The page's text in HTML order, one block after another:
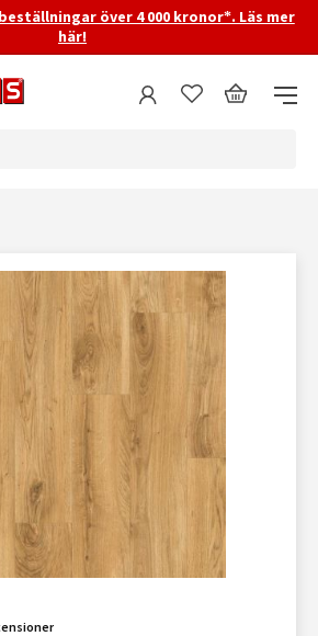
över 4 000 kronor*. Läs mer
här!